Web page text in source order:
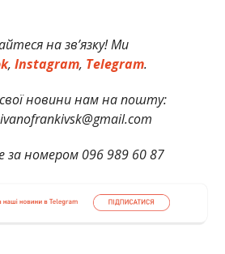
на зв’язку! Ми
, Instagram, Telegram.
новини нам на пошту:
за номером 096 989 60 87